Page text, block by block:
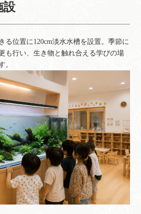
設
る位置に120cm淡水水槽を設置。季節に
も行い、生き物と触れ合える学びの場
。